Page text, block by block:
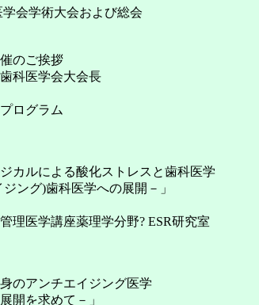
会学術大会および総会
のご挨拶
医学会大会長
ログラム
カルによる酸化ストレスと歯科医学
ング)歯科医学への展開－」
理医学講座薬理学分野? ESR研究室
のアンチエイジング医学
開を求めて－」